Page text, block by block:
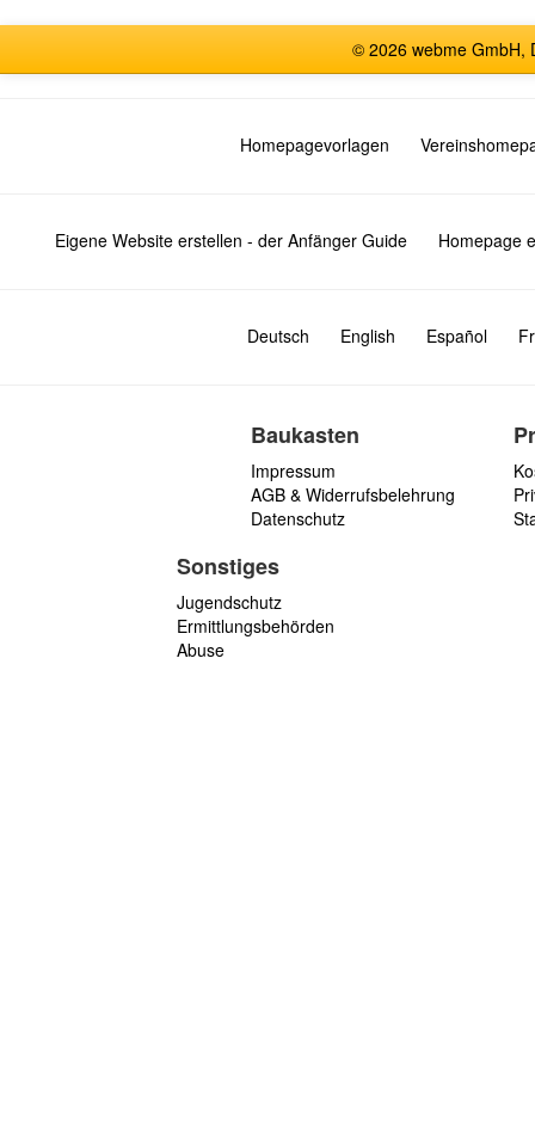
© 2026 webme GmbH,
Homepagevorlagen
Eigene Website erstellen - der Anfänger Guide Homepage
Deutsch English Español
Baukasten
Impressum
AGB & Widerrufsbelehrung
Datenschutz
Sonstiges
Jugendschutz
Ermittlungsbehörden
Abuse